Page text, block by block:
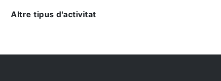
Altre tipus d'activitat